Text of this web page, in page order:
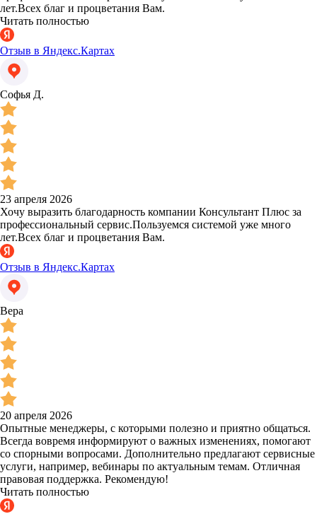
лет.Всех благ и процветания Вам.
Читать полностью
Отзыв в Яндекс.Картах
Софья Д.
23 апреля 2026
Хочу выразить благодарность компании Консультант Плюс за
профессиональный сервис.Пользуемся системой уже много
лет.Всех благ и процветания Вам.
Отзыв в Яндекс.Картах
Вера
20 апреля 2026
Опытные менеджеры, с которыми полезно и приятно общаться.
Всегда вовремя информируют о важных изменениях, помогают
со спорными вопросами. Дополнительно предлагают сервисные
услуги, например, вебинары по актуальным темам. Отличная
правовая поддержка. Рекомендую!
Читать полностью